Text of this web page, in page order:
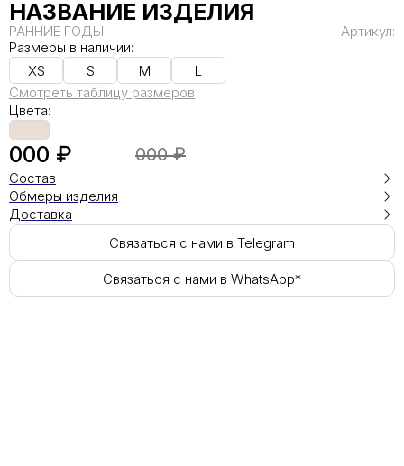
НАЗВАНИЕ ИЗДЕЛИЯ
РАННИЕ ГОДЫ
Артикул:
Размеры в наличии:
XS
S M
L
Смотреть таблицу размеров
Цвета:
000 ₽ 000 ₽
Состав
Обмеры изделия
Доставка
Связаться с нами в Telegram
Связаться с нами в WhatsApp*